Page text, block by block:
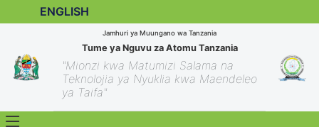
ENGLISH
Jamhuri ya Muungano wa Tanzania
Tume ya Nguvu za Atomu Tanzania
"Mionzi kwa Matumizi Salama na
Teknolojia ya Nyuklia kwa Maendeleo
ya Taifa"